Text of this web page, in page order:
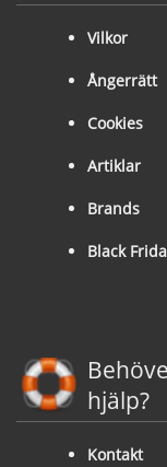
Vilkor
Ångerrätt
Cookies
Artiklar
Brands
Black
hjälp?
Kontakt